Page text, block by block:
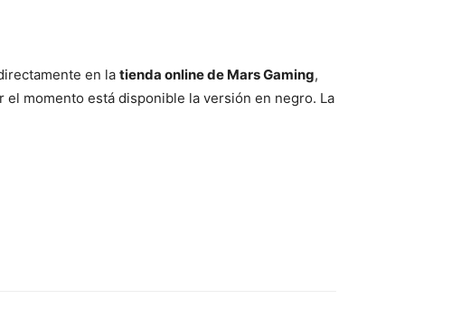
en la tienda online de Mars Gaming,
momento está disponible la versión en negro. La